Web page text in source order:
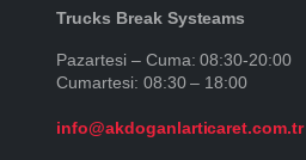
Trucks Break Systeams
Pazartesi – Cuma: 08:30-20:00
Cumartesi: 08:30 – 18:00
info@akdoganlarticaret.com.tr